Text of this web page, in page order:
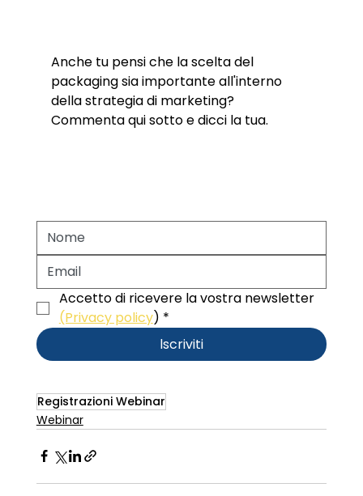
Anche tu pensi che la scelta del
packaging sia importante all'interno
della strategia di marketing?
Commenta qui sotto e dicci la tua.
Accetto di ricevere la vostra newsletter
(Privacy policy) *
lscriviti
Registrazioni Webinar
Webinar